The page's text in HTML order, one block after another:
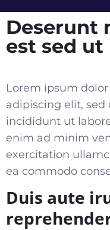
Deserunt
est sed
Lorem ipsum
adipiscing elit,
incididunt ut
enim ad minim
exercitation
ea commodo
Duis aute